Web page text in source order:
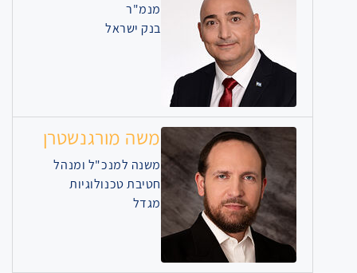
מנמ"ר
בנק ישראל
משה מורגנשטרן
משנה למנכ"ל ומנהל
חטיבת טכנולוגיות
מגדל